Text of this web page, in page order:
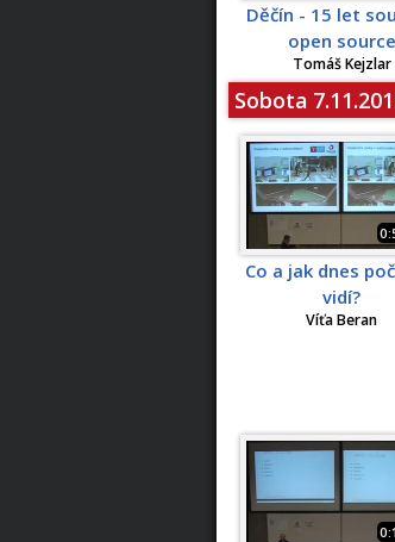
Děčín - 15 let
open source
Tomáš Kejzlar
Sobota
Co a jak dnes
vidí?
Víťa Beran